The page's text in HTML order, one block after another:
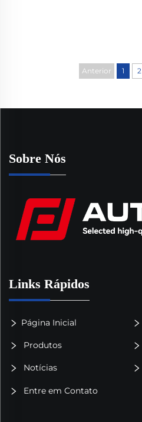
Anterior 1 2
Sobre Nós
Links Rápidos
Página Inicial
Produtos
Notícias
Entre em Contato